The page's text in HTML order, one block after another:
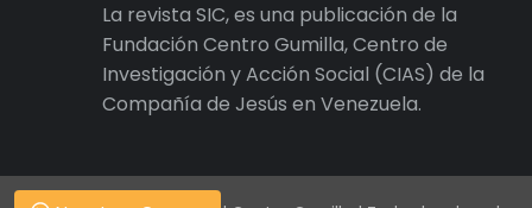
La revista SIC, es una publicación de la
Fundación Centro Gumilla, Centro de
Investigación y Acción Social (CIAS) de la
Compañía de Jesús en Venezuela.